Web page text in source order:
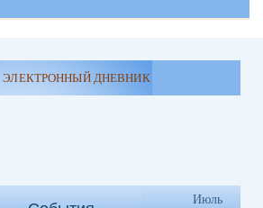
ЭЛЕКТРОННЫЙ ДНЕВНИК
Июль